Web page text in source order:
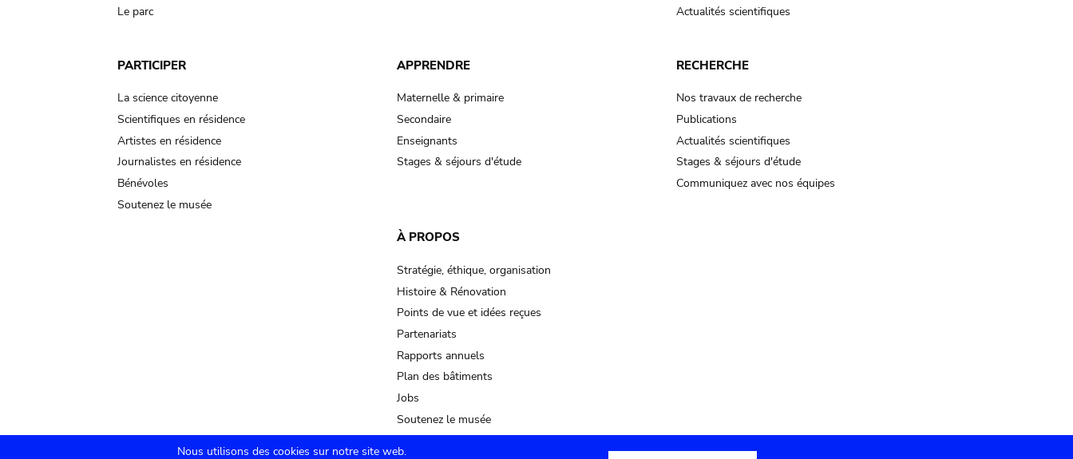
Le parc
Actualités scientifiques
PARTICIPER
La science citoyenne
Scientifiques en résidence
Artistes en résidence
Journalistes en résidence
Bénévoles
Soutenez le musée
APPRENDRE
Maternelle & primaire
Secondaire
Enseignants
Stages & séjours d'étude
RECHERCHE
Nos travaux de recherche
Publications
Actualités scientifiques
Stages & séjours d'étude
Communiquez avec nos équipes
À PROPOS
Stratégie, éthique, organisation
Histoire & Rénovation
Points de vue et idées reçues
Partenariats
Rapports annuels
Plan des bâtiments
Jobs
Soutenez le musée
Nous utilisons des cookies sur notre site web.